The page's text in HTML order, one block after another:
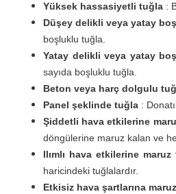
Yüksek hassasiyetli tuğla :
Düşey delikli veya yatay
boşluklu tuğla.
Yatay delikli veya yatay
sayıda boşluklu tuğla.
Beton veya harç dolgulu
Panel şeklinde tuğla :
Şiddetli hava etkilerine
döngülerine maruz kalan ve
Ilımlı hava etkilerine maruz
haricindeki tuğlalardır.
Etkisiz hava şartlarına